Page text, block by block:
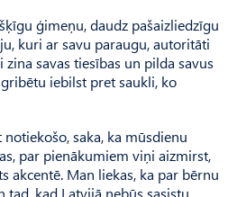
ģimeņu, daudz pašaizliedzīgu
kuri ar savu paraugu, autoritāti
savas tiesības un pilda savus
iebilst pret saukli, ko
saka, ka mūsdienu
par pienākumiem viņi aizmirst,
akcentē. Man liekas, ka par bērnu
kad Latvijā nebūs sasistu